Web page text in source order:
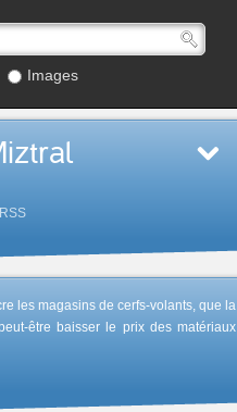
Images
les magasins de cerfs-volants, que la
être baisser le prix des matériaux